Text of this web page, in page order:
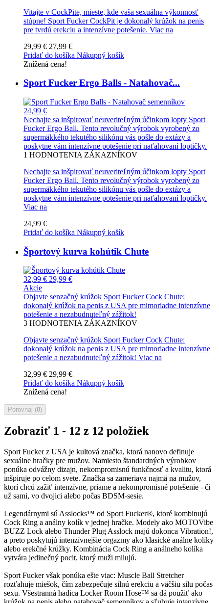
Vitajte v CockPite, mieste, kde vaša sexuálna výkonnosť
stúpne! Sport Fucker CockPit je dokonalý krúžok na penis
pre tvrdú erekciu a intenzívne potešenie. Viac na
29,99 € 27,99 €
Pridať do košíka Nákupný košík
Znížená cena!
Sport Fucker Ergo Balls - Natahovač...
24,99 €
Nechajte sa inšpirovať neuveriteľným účinkom lopty Sport
Fucker Ergo Ball. Tento revolučný výrobok vyrobený zo
supermäkkého tekutého silikónu vás pošle do extázy a
poskytne vám intenzívne potešenie pri naťahovaní loptičky.
1 HODNOTENIA ZÁKAZNÍKOV
Nechajte sa inšpirovať neuveriteľným účinkom lopty Sport
Fucker Ergo Ball. Tento revolučný výrobok vyrobený zo
supermäkkého tekutého silikónu vás pošle do extázy a
poskytne vám intenzívne potešenie pri naťahovaní loptičky.
Viac na
24,99 €
Pridať do košíka Nákupný košík
Športový kurva kohútik Chute
32,99 € 29,99 €
Akcie
Objavte senzačný krúžok Sport Fucker Cock Chute:
dokonalý krúžok na penis z USA pre mimoriadne intenzívne
potešenie a nezabudnuteľný zážitok!
3 HODNOTENIA ZÁKAZNÍKOV
Objavte senzačný krúžok Sport Fucker Cock Chute:
dokonalý krúžok na penis z USA pre mimoriadne intenzívne
potešenie a nezabudnuteľný zážitok! Viac na
32,99 € 29,99 €
Pridať do košíka Nákupný košík
Znížená cena!
Porovnaj (0)
Zobraziť 1 - 12 z 12 položiek
Sport Fucker z USA je kultová značka, ktorá nanovo definuje
sexuálne hračky pre mužov. Namiesto štandardných výrobkov
ponúka odvážny dizajn, nekompromisnú funkčnosť a kvalitu, ktorá
inšpiruje po celom svete. Značka sa zameriava najmä na mužov,
ktorí chcú zažiť intenzívne, priame a nekompromisné potešenie - či
už sami, vo dvojici alebo počas BDSM-sesie.
Legendárnymi sú Asslocks™ od Sport Fucker®, ktoré kombinujú
Cock Ring a análny kolík v jednej hračke. Modely ako MOTOVibe
BUZZ Lock alebo Thunder Plug Asslock majú dokonca Vibration!,
a preto poskytujú intenzívnejšie orgazmy ako klasické análne kolíky
alebo erekčné krúžky. Kombinácia Cock Ring a análneho kolíka
vytvára jedinečný pocit, ktorý muži milujú.
Sport Fucker však ponúka ešte viac: Muscle Ball Stretcher
rozťahuje miešok, čím zabezpečuje silnú erekciu a väčšiu silu počas
sexu. Všestranná hadica Locker Room Hose™ sa dá použiť ako